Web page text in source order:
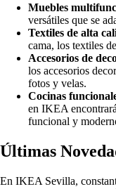
Muebles
versátiles que se
Textiles de alta
cama, los textiles
Accesorios de
los accesorios
fotos y velas.
Cocinas
en IKEA
funcional y
Últimas
En IKEA Sevilla,